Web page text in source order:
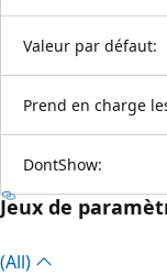
Valeur par défaut:
Prend en charge
DontShow:
Jeux de
(All)